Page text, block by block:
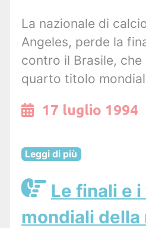
La nazionale di
Angeles, perde la
contro il Brasile,
quarto titolo
17 luglio 1994
Leggi di più
Le finali e
mondiali della